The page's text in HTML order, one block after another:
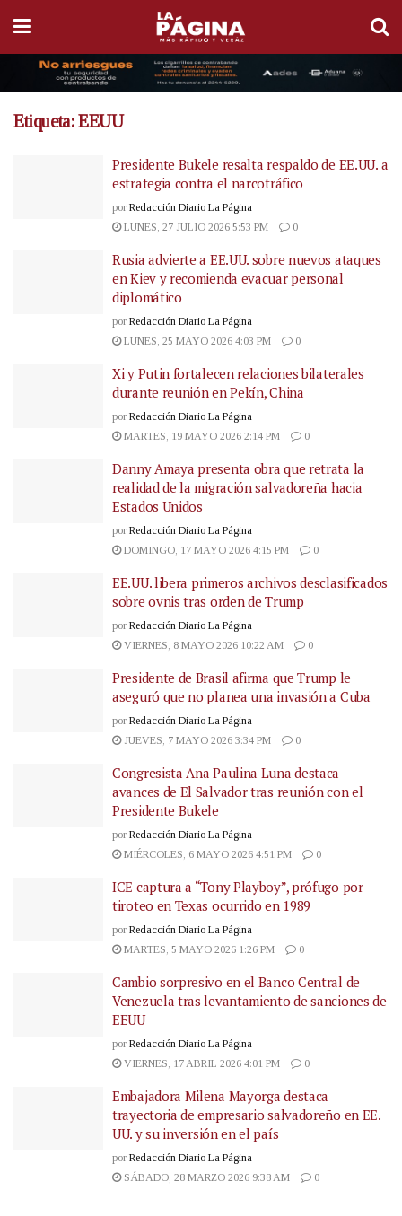
Etiqueta:EEUU
Presidente Bukele resalta respaldo de EE.UU. a
estrategia contra el narcotráfico
por Redacción Diario La Página
LUNES, 27 JULIO 2026 5:53 PM
0
Rusia advierte a EE.UU. sobre nuevos ataques
en Kiev y recomienda evacuar personal
diplomático
por Redacción Diario La Página
LUNES, 25 MAYO 2026 4:03 PM
0
Xi y Putin fortalecen relaciones bilaterales
durante reunión en Pekín, China
por Redacción Diario La Página
MARTES, 19 MAYO 2026 2:14 PM
0
Danny Amaya presenta obra que retrata la
realidad de la migración salvadoreña hacia
Estados Unidos
por Redacción Diario La Página
DOMINGO, 17 MAYO 2026 4:15 PM
0
EE.UU. libera primeros archivos desclasificados
sobre ovnis tras orden de Trump
por Redacción Diario La Página
VIERNES, 8 MAYO 2026 10:22 AM
0
Presidente de Brasil afirma que Trump le
aseguró que no planea una invasión a Cuba
por Redacción Diario La Página
JUEVES, 7 MAYO 2026 3:34 PM
0
Congresista Ana Paulina Luna destaca
avances de El Salvador tras reunión con el
Presidente Bukele
por Redacción Diario La Página
MIÉRCOLES, 6 MAYO 2026 4:51 PM
0
ICE captura a “Tony Playboy”, prófugo por
tiroteo en Texas ocurrido en 1989
por Redacción Diario La Página
MARTES, 5 MAYO 2026 1:26 PM
0
Cambio sorpresivo en el Banco Central de
Venezuela tras levantamiento de sanciones de
EEUU
por Redacción Diario La Página
VIERNES, 17 ABRIL 2026 4:01 PM
0
Embajadora Milena Mayorga destaca
trayectoria de empresario salvadoreño en EE.
UU. y su inversión en el país
por Redacción Diario La Página
SÁBADO, 28 MARZO 2026 9:38 AM
0